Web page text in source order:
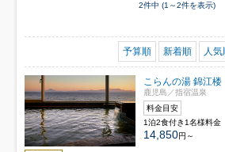
2件中 (1～2件を表示)
予算順 新着順 人気
こらんの湯 錦江楼
鹿児島／指宿温泉
料金目安
1泊2食付き1名様料金
14,850円～